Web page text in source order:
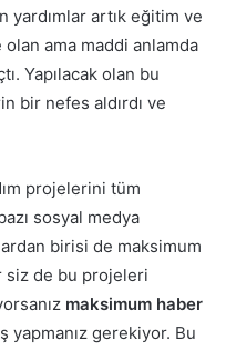
artık eğitim ve
ama maddi anlamda
Yapılacak olan bu
bir nefes aldırdı ve
projelerini tüm
sosyal medya
birisi de maksimum
siz de bu projeleri
maksimum haber
yapmanız gerekiyor. Bu